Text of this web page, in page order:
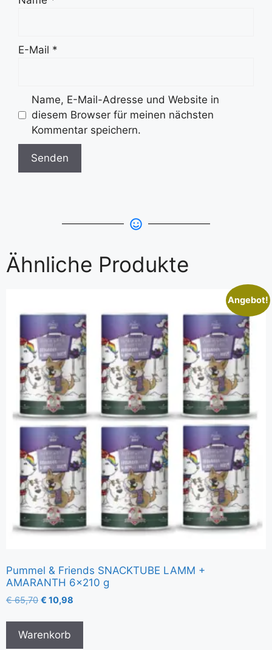
E-Mail *
Name, E-Mail-Adresse und Website in
diesem Browser für meinen nächsten
Kommentar speichern.
Ähnliche Produkte
Angebot!
Pummel & Friends SNACKTUBE LAMM +
AMARANTH 6×210 g
€65,70 € 10,98
Warenkorb